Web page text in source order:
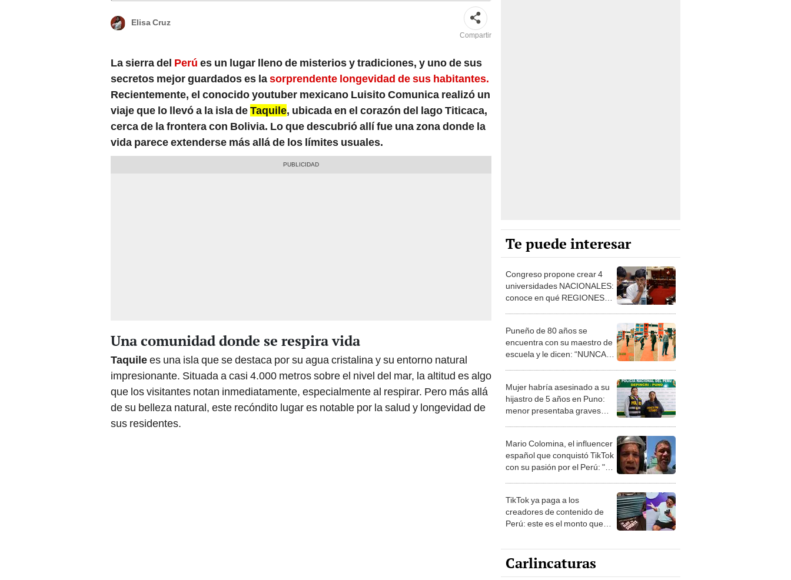
Elisa Cruz
Compartir
La sierra del Perú es un lugar lleno de misterios y tradiciones, y uno de sus
secretos mejor guardados es lasorprendente longevidad de sus habitantes.
Recientemente, el conocido youtuber mexicano Luisito Comunica realizó un
viaje que lo llevó a la isla deTaquile, ubicada en el corazón del lago Titicaca,
cerca de la frontera con Bolivia. Lo que descubrió allí fue una zona donde la
vida parece extenderse más allá de los límites usuales.
Una comunidad donde se respira vida
Taquilees una isla que se destaca por su agua cristalina y su entorno natural
impresionante. Situada a casi 4.000 metros sobre el nivel del mar, la altitud es algo
que los visitantes notan inmediatamente, especialmente al respirar. Pero más allá
de su belleza natural, este recóndito lugar es notable por la salud y longevidad de
sus residentes.
Te puede interesar
Congreso propone crear 4
universidades NACIONALES:
conoce en qué REGIONES
Puneño de 80 años se
encuentra con su maestro de
escuela y le dicen: “NUNCA
Mujer habría asesinado a su
hijastro de 5 años en Puno:
menor presentaba graves
Mario Colomina, el influencer
español que conquistó TikTok
con su pasión por el Perú: "Mi
TikTok ya paga a los
creadores de contenido de
Perú: este es el monto que
1.000 vistas
Carlincaturas